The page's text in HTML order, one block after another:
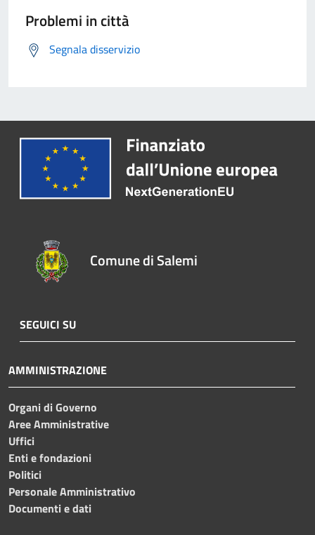
Problemi in città
Segnala disservizio
Comune di Salemi
SEGUICI SU
AMMINISTRAZIONE
Organi di Governo
Aree Amministrative
Uffici
Enti e fondazioni
Politici
Personale Amministrativo
Documenti e dati